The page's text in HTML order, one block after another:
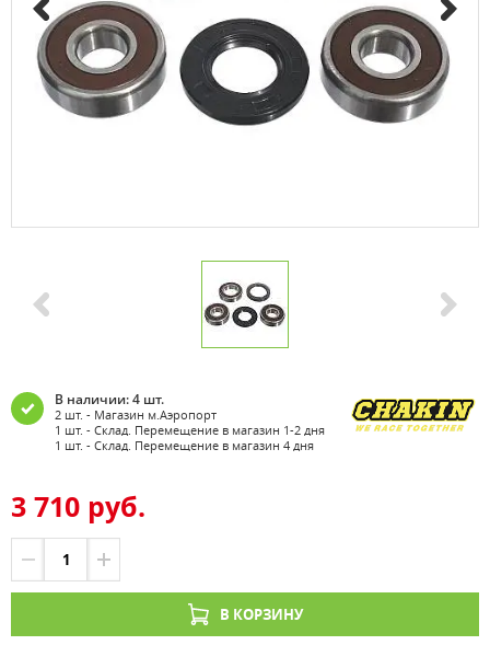
В наличии: 4 шт.
2 шт. - Магазин м.Аэропорт
1 шт. - Склад. Перемещение в магазин 1-2 дня
1 шт. - Склад. Перемещение в магазин 4 дня
3 710 руб.
В КОРЗИНУ